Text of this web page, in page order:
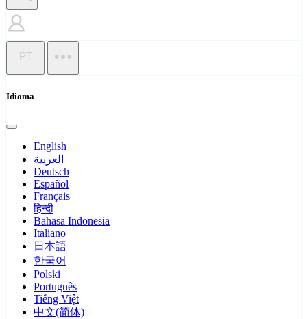
PT
Idioma
English
العربية
Deutsch
Español
Français
हिन्दी
Bahasa Indonesia
Italiano
日本語
한국어
Polski
Português
Tiếng Việt
中文(简体)